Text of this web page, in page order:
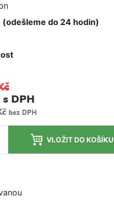
(odešleme do 24 hodin)
s DPH
bez DPH
VLOŽIT DO KOŠÍKU